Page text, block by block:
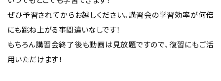
ぜひ予習されてからお越しください。講習会の学習効率が何倍
にも跳ね上がる事間違いなしです！
もちろん講習会終了後も動画は見放題ですので、復習にもご活
用いただけます！